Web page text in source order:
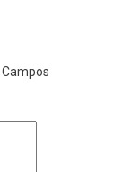
Campos